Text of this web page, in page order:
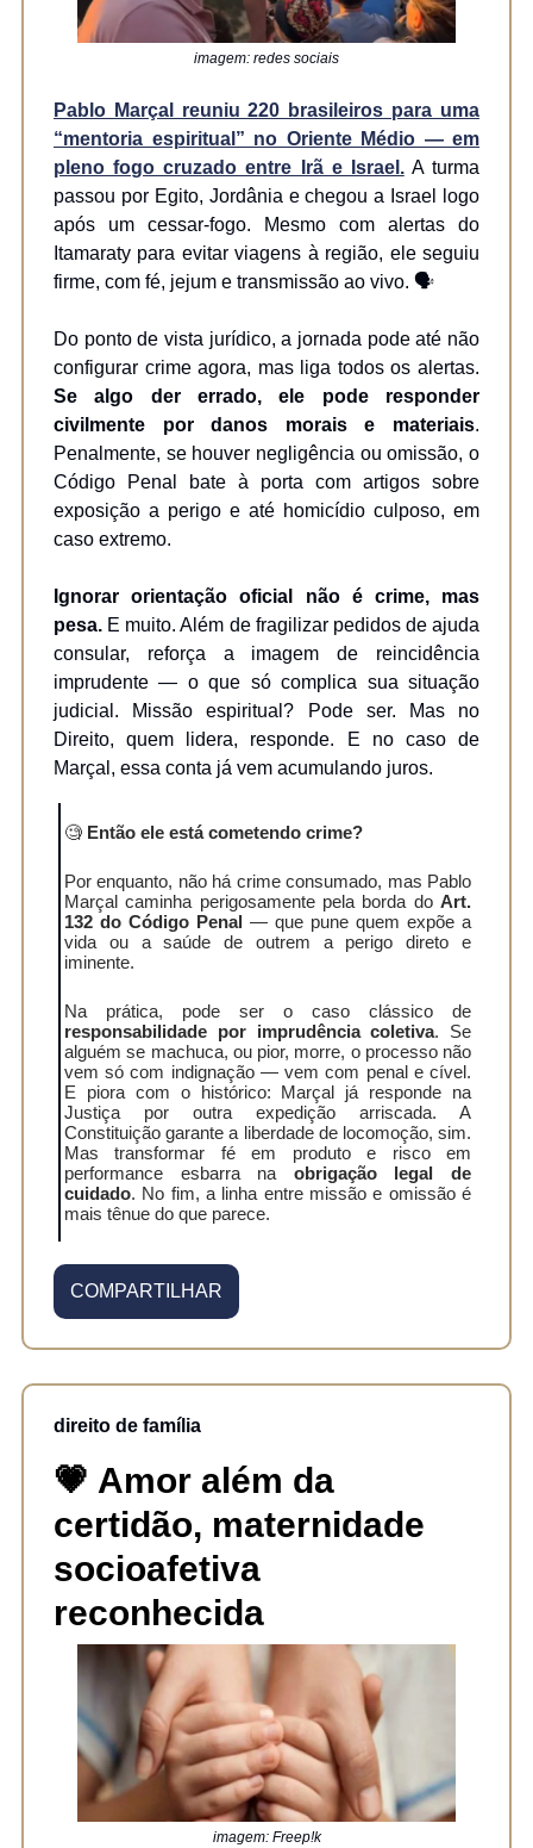
imagem: redes sociais
Pablo Marçal reuniu 220 brasileiros para uma
“mentoria espiritual” no Oriente Médio — em
pleno fogo cruzado entre Irã e Israel.A turma
passou por Egito, Jordânia e chegou a Israel logo
após um cessar-fogo. Mesmo com alertas do
Itamaraty para evitar viagens à região, ele seguiu
firme, com fé, jejum e transmissão ao vivo. 🗣️
Do ponto de vista jurídico, a jornada pode até não
configurar crime agora, mas liga todos os alertas.
Se algo der errado, ele pode responder
civilmente por danos morais e materiais.
Penalmente, se houver negligência ou omissão, o
Código Penal bate à porta com artigos sobre
exposição a perigo e até homicídio culposo, em
caso extremo.
Ignorar orientação oficial não é crime, mas
pesa. E muito. Além de fragilizar pedidos de ajuda
consular, reforça a imagem de reincidência
imprudente — o que só complica sua situação
judicial. Missão espiritual? Pode ser. Mas no
Direito, quem lidera, responde. E no caso de
Marçal, essa conta já vem acumulando juros.
🧐 Então ele está cometendo crime?
Por enquanto, não há crime consumado, mas Pablo
Marçal caminha perigosamente pela borda do Art.
132 do Código Penal — que pune quem expõe a
vida ou a saúde de outrem a perigo direto e
iminente.
Na prática, pode ser o caso clássico de
responsabilidade por imprudência coletiva. Se
alguém se machuca, ou pior, morre, o processo não
vem só com indignação — vem com penal e cível.
E piora com o histórico: Marçal já responde na
Justiça por outra expedição arriscada. A
Constituição garante a liberdade de locomoção, sim.
Mas transformar fé em produto e risco em
performance esbarra na obrigação legal de
cuidado. No fim, a linha entre missão e omissão é
mais tênue do que parece.
COMPARTILHAR
direito de família
💗 Amor além da
certidão, maternidade
socioafetiva
reconhecida
imagem: Freep!k